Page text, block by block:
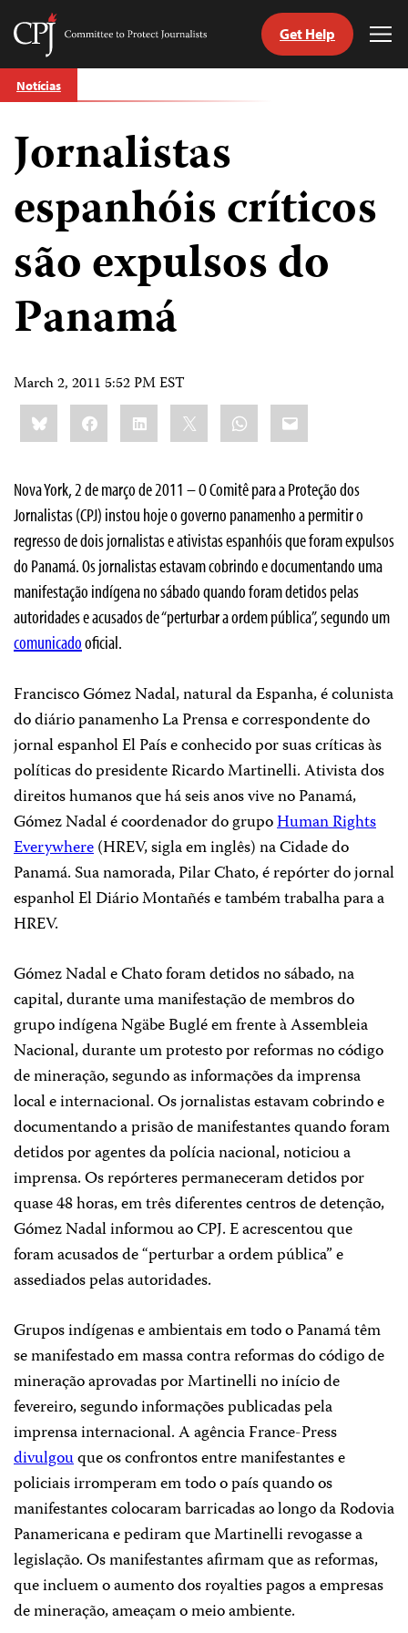
Skip
to
Committee
Journalists
Get Help
Notícias
Jornalistas
espanhóis críticos
são expulsos do
Panamá
March 2, 2011 5:52 PM EST
Share
this:BlueskyFacebookLinkedIn WhatsApp
Email
Nova York, 2 de março de 2011 – O Comitê para a Proteção dos
Jornalistas (CPJ) instou hoje o governo panamenho a permitir o
regresso de dois jornalistas e ativistas espanhóis que foram expulsos
do Panamá. Os jornalistas estavam cobrindo e documentando uma
manifestação indígena no sábado quando foram detidos pelas
autoridades e acusados de “perturbar a ordem pública”, segundo um
comunicadooficial.
Francisco Gómez Nadal, natural da Espanha, é colunista
do diário panamenho La Prensa e correspondente do
jornal espanhol El País e conhecido por suas críticas às
políticas do presidente Ricardo Martinelli. Ativista dos
direitos humanos que há seis anos vive no Panamá,
Gómez Nadal é coordenador do grupoHuman Rights
Everywhere(HREV, sigla em inglês) na Cidade do
Panamá. Sua namorada, Pilar Chato, é repórter do jornal
espanhol El Diário Montañés e também trabalha para a
HREV.
Gómez Nadal e Chato foram detidos no sábado, na
capital, durante uma manifestação de membros do
grupo indígena Ngäbe Buglé em frente à Assembleia
Nacional, durante um protesto por reformas no código
de mineração, segundo as informações da imprensa
local e internacional. Os jornalistas estavam cobrindo e
documentando a prisão de manifestantes quando foram
detidos por agentes da polícia nacional, noticiou a
imprensa. Os repórteres permaneceram detidos por
quase 48 horas, em três diferentes centros de detenção,
Gómez Nadal informou ao CPJ. E acrescentou que
foram acusados de “perturbar a ordem pública” e
assediados pelas autoridades.
Grupos indígenas e ambientais em todo o Panamá têm
se manifestado em massa contra reformas do código de
mineração aprovadas por Martinelli no início de
fevereiro, segundo informações publicadas pela
imprensa internacional. A agência France-Press
divulgouque os confrontos entre manifestantes e
policiais irromperam em todo o país quando os
manifestantes colocaram barricadas ao longo da Rodovia
Panamericana e pediram que Martinelli revogasse a
legislação. Os manifestantes afirmam que as reformas,
que incluem o aumento dos royalties pagos a empresas
de mineração, ameaçam o meio ambiente.